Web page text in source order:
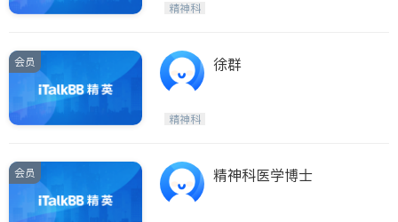
精神科
会员 徐群
精神科
会员 精神科医学博士